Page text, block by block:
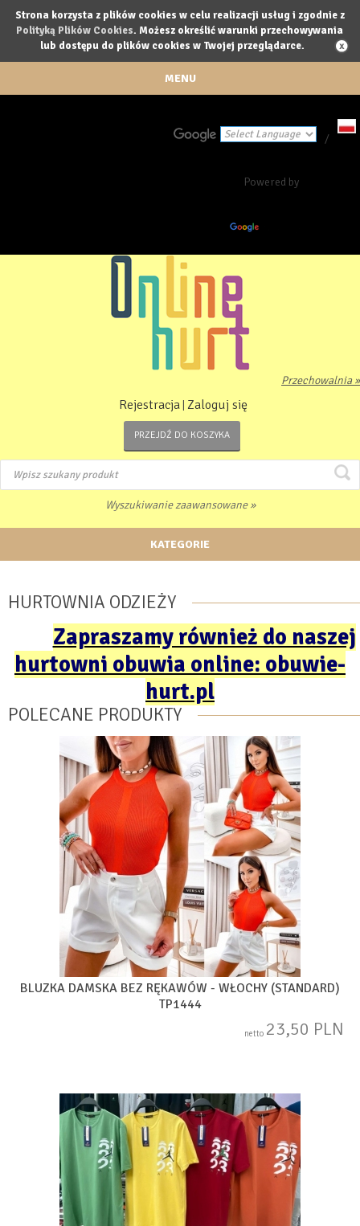
Strona korzysta z plików cookies w celu realizacji usług i zgodnie z
Polityką Plików Cookies. Możesz określić warunki przechowywania
lub dostępu do plików cookies w Twojej przeglądarce.
MENU
Powered by
/
Przechowalnia »
Rejestracja Zaloguj się
PRZEJDŹ DO KOSZYKA
Wyszukiwanie zaawansowane »
KATEGORIE
HURTOWNIA ODZIEŻY
Zapraszamy również do naszej
hurtowni obuwia online: obuwie-
hurt.pl
POLECANE PRODUKTY
BLUZKA DAMSKA BEZ RĘKAWÓW - WŁOCHY (STANDARD)
TP1444
netto 23,50 PLN